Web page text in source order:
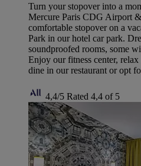
Turn your stopover into a
Mercure Paris CDG Airport
comfortable stopover on a
Park in our hotel car park.
soundproofed rooms, some
Enjoy our fitness center,
dine in our restaurant or opt
4,4/5 Rated 4,4 of 5